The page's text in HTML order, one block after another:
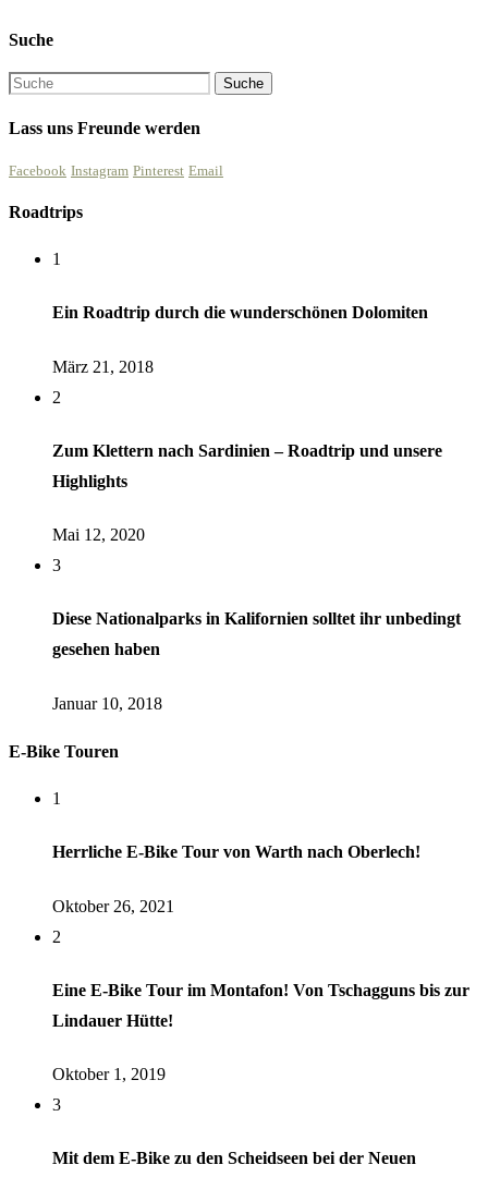
Suche
Lass uns Freunde werden
Facebook Instagram Pinterest Email
Roadtrips
1
Ein Roadtrip durch die wunderschönen Dolomiten
März 21, 2018
2
Zum Klettern nach Sardinien – Roadtrip und unsere
Highlights
Mai 12, 2020
3
Diese Nationalparks in Kalifornien solltet ihr unbedingt
gesehen haben
Januar 10, 2018
E-Bike Touren
1
Herrliche E-Bike Tour von Warth nach Oberlech!
Oktober 26, 2021
2
Eine E-Bike Tour im Montafon! Von Tschagguns bis zur
Lindauer Hütte!
Oktober 1, 2019
3
Mit dem E-Bike zu den Scheidseen bei der Neuen